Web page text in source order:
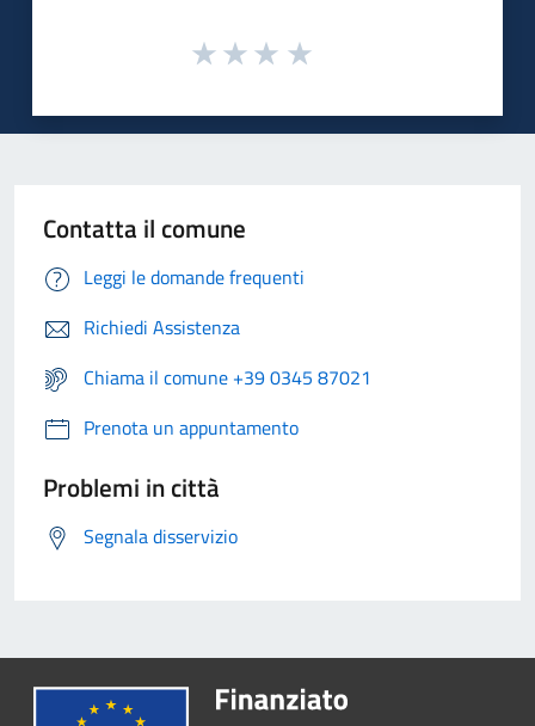
Contatta il comune
Leggi le domande frequenti
Richiedi Assistenza
Chiama il comune +39 0345 87021
Prenota un appuntamento
Problemi in città
Segnala disservizio